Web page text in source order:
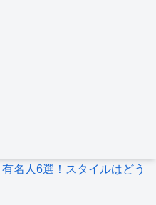
名人6選！スタイルはどう